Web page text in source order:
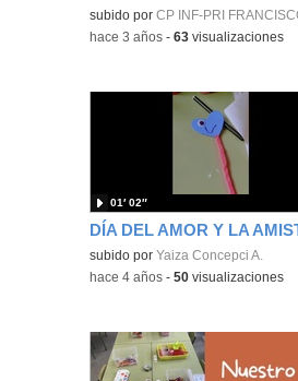
subido porCP INF-PRI
-hace 3 años -63 visualizaciones
DÍA DEL AMOR Y LA
Contenido educativo.
subido por Yaiza Concepci A.
01′ 02″
-hace 4 años -50 visualizaciones